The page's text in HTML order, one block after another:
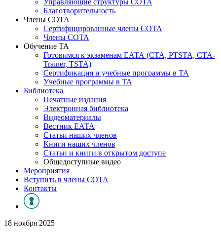
Управляющие структуры СОТА
Благотворительность
Члены СОТА
Сертифицированные члены СОТА
Члены СОТА
Обучение ТА
Готовимся к экзаменам ЕАТА (СТА, PTSTA, СТА-
Trainer, TSTA)
Сертификация и учебные программы в ТА
Учебные программы в ТА
Библиотека
Печатные издания
Электронная библиотека
Видеоматериалы
Вестник ЕАТА
Статьи наших членов
Книги наших членов
Статьи и книги в открытом доступе
Общедоступные видео
Мероприятия
Вступить в члены СОТА
Контакты
18 ноября 2025